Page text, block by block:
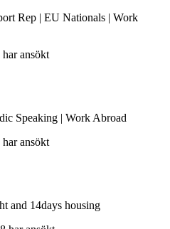
Rep | EU Nationals | Work
har ansökt
Speaking | Work Abroad
har ansökt
and 14days housing